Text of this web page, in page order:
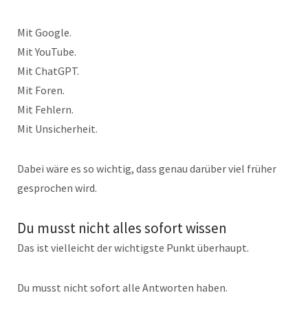
Mit Google.
Mit YouTube.
Mit ChatGPT.
Mit Foren.
Mit Fehlern.
Mit Unsicherheit.
Dabei wäre es so wichtig, dass genau darüber viel früher
gesprochen wird.
Du musst nicht alles sofort wissen
Das ist vielleicht der wichtigste Punkt überhaupt.
Du musst nicht sofort alle Antworten haben.